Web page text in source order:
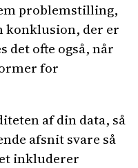
problemstilling,
konklusion, der er
det ofte også, når
for
af din data, så
afsnit svare så
inkluderer